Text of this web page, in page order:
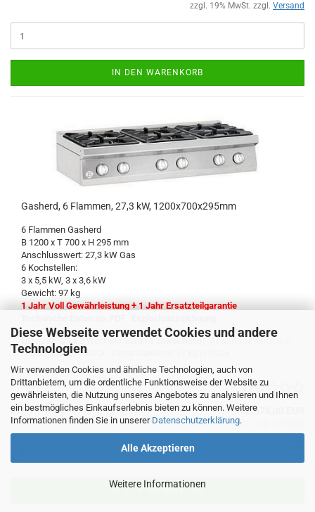
Diese Webseite verwendet Cookies und andere
Technologien
Wir verwenden Cookies und ähnliche Technologien, auch von
Drittanbietern, um die ordentliche Funktionsweise der Website zu
gewährleisten, die Nutzung unseres Angebotes zu analysieren und Ihnen
ein bestmögliches Einkaufserlebnis bieten zu können. Weitere
Informationen finden Sie in unserer Datenschutzerklärung.
Alle Akzeptieren
Weitere Informationen
zzgl. 19% MwSt. zzgl. Versand
IN DEN WARENKORB
Gasherd, 6 Flammen, 27,3 kW, 1200x700x295mm
6 Flammen Gasherd
B 1200 x T 700 x H 295 mm
Anschlusswert: 27,3 kW Gas
6 Kochstellen:
3 x 5,5 kW, 3 x 3,6 kW
Gewicht: 97 kg
1 Jahr Voll Gewährleistung + 1 Jahr Ersatzteilgarantie
Lieferzeit: ca.2 Wochen (Ausland abweichend)
Lagerbestand: 0 Stück , Versandgewicht:
2.678,00 EUR
zzgl. 19% MwSt. zzgl.
IN DEN WARENKORB